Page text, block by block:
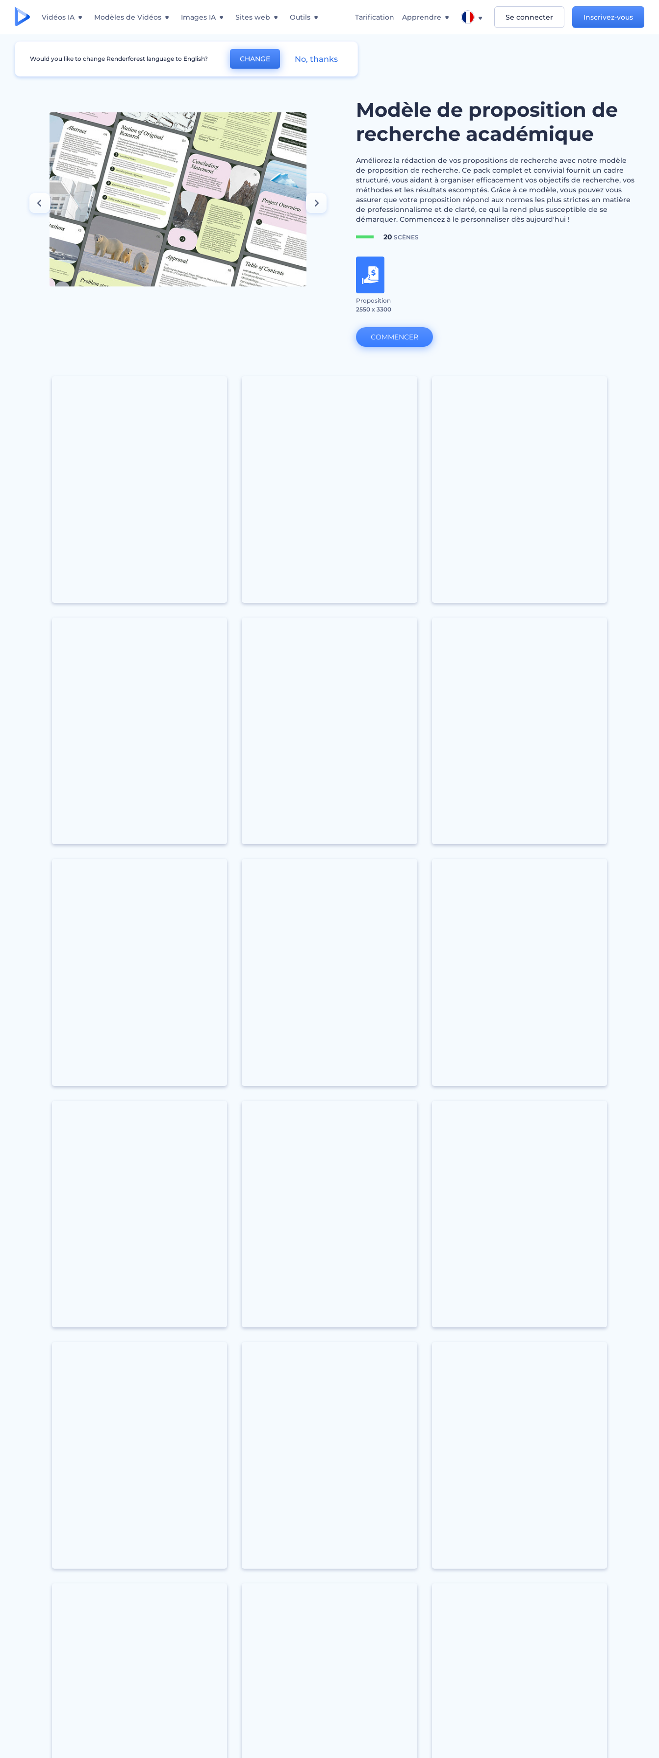
Vidéos IA Modèles de Vidéos Images IA Sites web Outils Tarification Apprendre Se connecter Inscrivez-vous
Graphismes Proposition Modèle de proposition de recherche académique
Modèle de proposition de
recherche académique
Améliorez la rédaction de vos propositions de recherche avec notre modèle
de proposition de recherche. Ce pack complet et convivial fournit un cadre
structuré, vous aidant à organiser efficacement vos objectifs de recherche, vos
méthodes et les résultats escomptés. Grâce à ce modèle, vous pouvez vous
assurer que votre proposition répond aux normes les plus strictes en matière
de professionnalisme et de clarté, ce qui la rend plus susceptible de se
démarquer. Commencez à le personnaliser dès aujourd'hui !
20 SCÈNES
Proposition
2550 x 3300
COMMENCER
Would you like to change Renderforest language to English? CHANGE No, thanks